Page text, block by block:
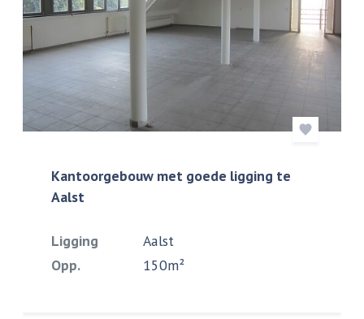
Kantoorgebouw met goede ligging te
Aalst
Ligging
Aalst
Opp.
150m²